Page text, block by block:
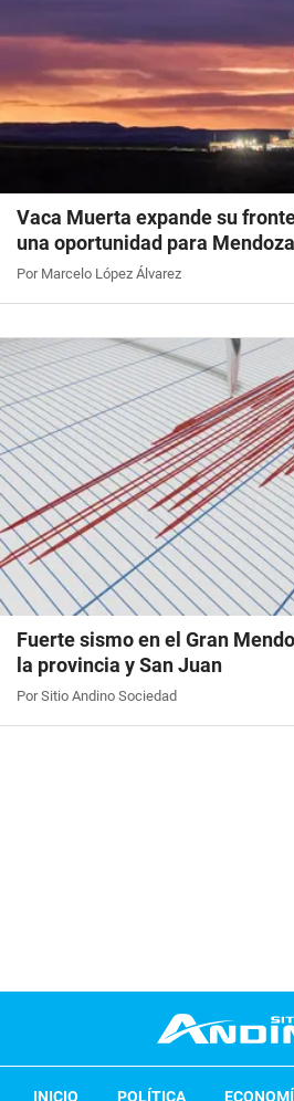
Vaca Muerta expande su
una oportunidad para Mendoza
Por Marcelo López Álvarez
Fuerte sismo en el Gran
la provincia y San Juan
Por Sitio Andino Sociedad
INICIO POLÍTICA